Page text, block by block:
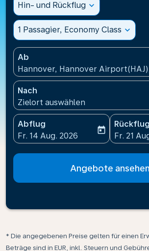
Hin- und Rückflug expand_more
1 Passagier, Economy Class expand_more
Ab
Hannover, Hannover
Nach
Zielort auswählen
Abflug
fc-booking-departure-date-aria-
Fr. 14 Aug. 2026
today
Rückflug
fc-
Fr. 21
Angebote ansehen
* Die angegebenen Preise gelten für einen
Beträge sind in EUR, inkl. Steuern und